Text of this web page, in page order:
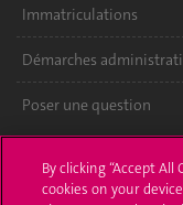
Immatriculations
Démarches
Poser une question
UNIGE Mobile
By clicking “Accept
cookies on your